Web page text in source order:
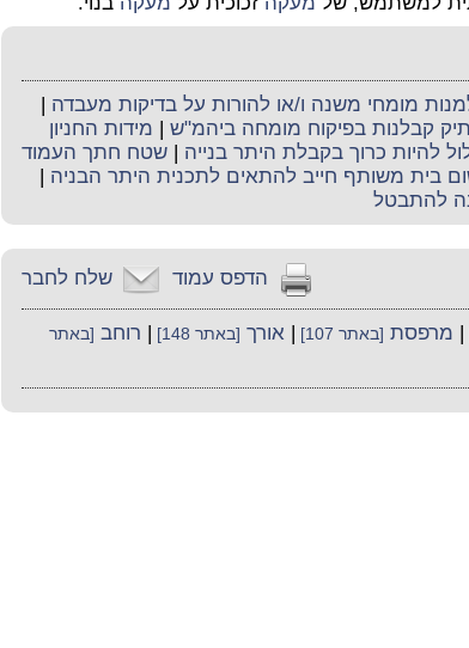
מומחי משנה ו/או להורות על בדיקות מעבדה |
קבלנות בפיקוח מומחה ביהמ"ש | מידות החניון
להיות כרוך בקבלת היתר בנייה | שטח חתך העמוד
בית משותף חייב להתאים לתכנית היתר הבניה |
להתבטל
שלח לחבר הדפס עמוד
| מרפסת [באתר 107] | אורך [באתר 148] | רוחב [באתר